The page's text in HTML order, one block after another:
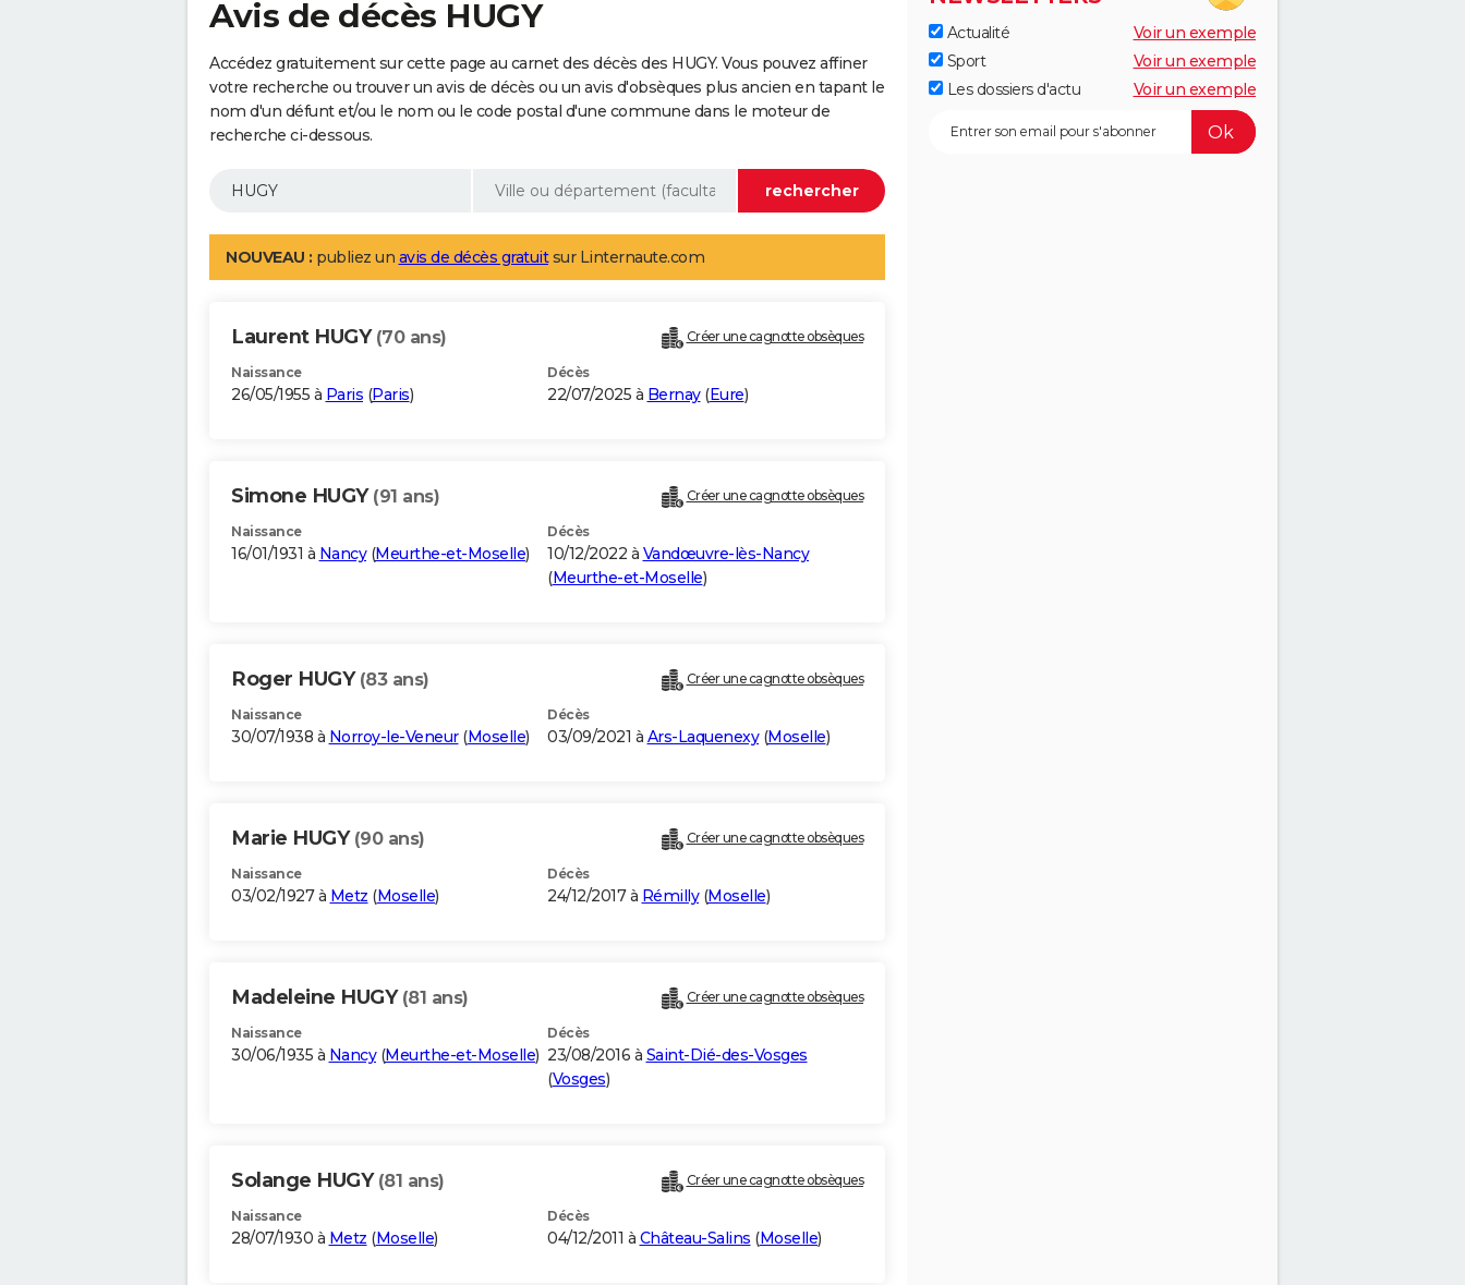
Avis de décès HUGY
Accédez gratuitement sur cette page au carnet des décès des HUGY. Vous pouvez affiner
votre recherche ou trouver un avis de décès ou un avis d'obsèques plus ancien en tapant le
nom d'un défunt et/ou le nom ou le code postal d'une commune dans le moteur de
recherche ci-dessous.
NOUVEAU : publiez un avis de décès gratuitsur Linternaute.com
Laurent HUGY (70 ans) Créer une cagnotte obsèques
Naissance
26/05/1955 à Paris (Paris)
Décès
22/07/2025 à Bernay(Eure)
Simone HUGY (91 ans) Créer une cagnotte obsèques
Naissance
16/01/1931 à Nancy(Meurthe-et-Moselle)
Décès
10/12/2022 à Vandœuvre-lès-Nancy
(Meurthe-et-Moselle)
Roger HUGY (83 ans) Créer une cagnotte obsèques
Naissance
30/07/1938 à Norroy-le-Veneur(Moselle)
Décès
03/09/2021 à Ars-Laquenexy(Moselle)
Marie HUGY (90 ans) Créer une cagnotte obsèques
Naissance
03/02/1927 à Metz (Moselle)
Décès
24/12/2017 à Rémilly(Moselle)
Madeleine HUGY (81 ans) Créer une cagnotte obsèques
Naissance
30/06/1935 à Nancy(Meurthe-et-Moselle)
Décès
23/08/2016 à Saint-Dié-des-Vosges
(Vosges)
Solange HUGY (81 ans) Créer une cagnotte obsèques
Naissance
28/07/1930 à Metz (Moselle)
Décès
04/12/2011 à Château-Salins (Moselle)
Actualité
Voir un exemple
Sport
Voir un exemple
Les dossiers d'actu
Voir un exemple